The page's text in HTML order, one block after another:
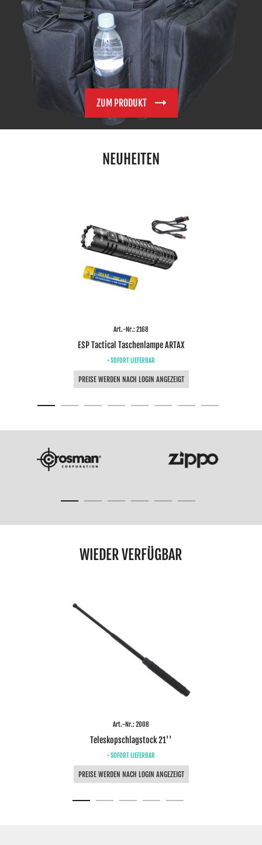
ZUM PRODUKT
NEUHEITEN
Art.-Nr.: 2168
ESP Tactical Taschenlampe ARTAX
• SOFORT LIEFERBAR
PREISE WERDEN NACH LOGIN ANGEZEIGT
WIEDER VERFÜGBAR
Art.-Nr.: 2008
Teleskopschlagstock 21''
• SOFORT LIEFERBAR
PREISE WERDEN NACH LOGIN ANGEZEIGT